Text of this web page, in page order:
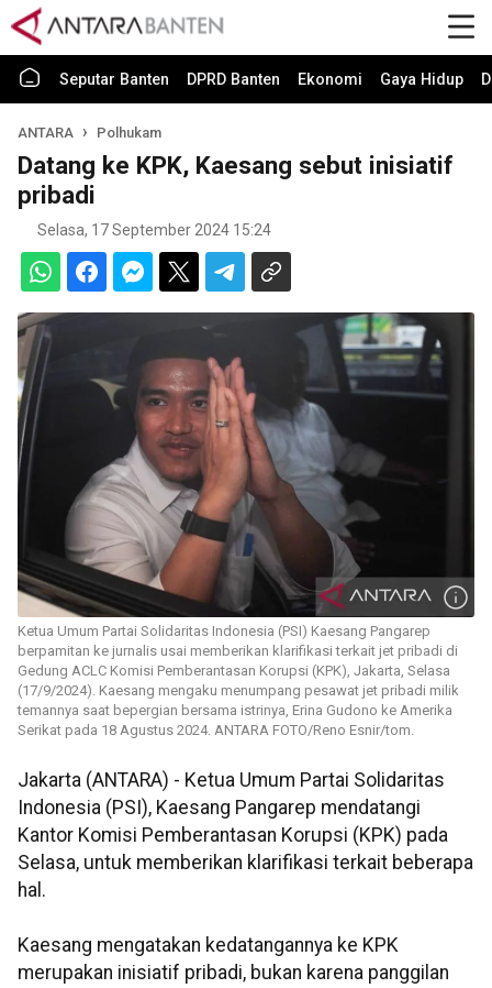
Seputar Banten DPRD Banten Ekonomi Gaya Hidup
ANTARA Polhukam
Datang ke KPK, Kaesang sebut inisiatif
pribadi
Selasa, 17 September 2024 15:24
Ketua Umum Partai Solidaritas Indonesia (PSI) Kaesang Pangarep
berpamitan ke jurnalis usai memberikan klarifikasi terkait jet pribadi di
Gedung ACLC Komisi Pemberantasan Korupsi (KPK), Jakarta, Selasa
(17/9/2024). Kaesang mengaku menumpang pesawat jet pribadi milik
temannya saat bepergian bersama istrinya, Erina Gudono ke Amerika
Serikat pada 18 Agustus 2024. ANTARA FOTO/Reno Esnir/tom.
Jakarta (ANTARA) - Ketua Umum Partai Solidaritas
Indonesia (PSI), Kaesang Pangarep mendatangi
Kantor Komisi Pemberantasan Korupsi (KPK) pada
Selasa, untuk memberikan klarifikasi terkait beberapa
hal.
Kaesang mengatakan kedatangannya ke KPK
merupakan inisiatif pribadi, bukan karena panggilan